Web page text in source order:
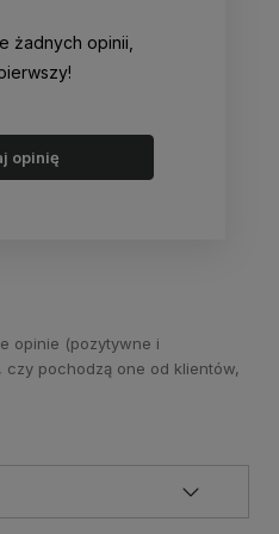
żadnych opinii,
opinię
opinie (pozytywne i
czy pochodzą one od klientów,